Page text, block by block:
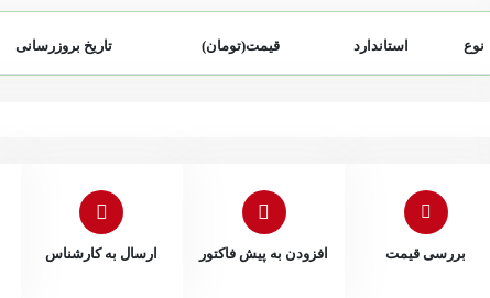
نوع استاندارد قیمت(تومان) تاریخ بروزرسانی
بررسی قیمت افزودن به پیش فاکتور ارسال به کارشناس